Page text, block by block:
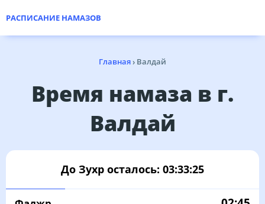
РАСПИСАНИЕ НАМАЗОВ
Главная› Валдай
Время намаза в г.
Валдай
До Зухр осталось: 03:33:25